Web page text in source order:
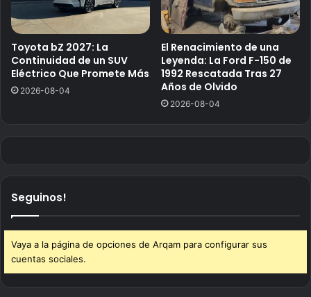
Toyota bZ 2027: La
Continuidad de un SUV
Eléctrico Que Promete Más
2026-08-04
El Renacimiento de una
Leyenda: La Ford F-150 de
1992 Rescatada Tras 27
Años de Olvido
2026-08-04
Seguinos!
Vaya a la página de opciones de Arqam para configurar sus
cuentas sociales.